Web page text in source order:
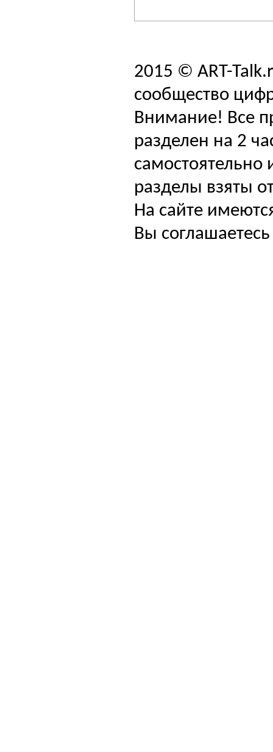
2015 © ART-
сообщество
Внимание! Все
разделен на 2
самостоятельно
разделы взяты
На сайте
Вы